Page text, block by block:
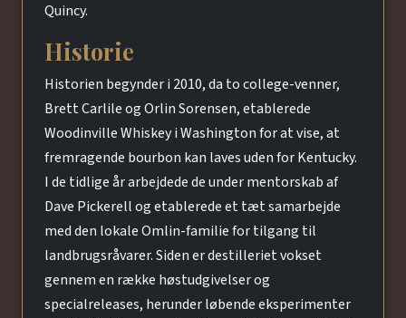
Quincy.
Historie
Historien begynder i 2010, da to college-venner,
Brett Carlile og Orlin Sorensen, etablerede
Woodinville Whiskey i Washington for at vise, at
fremragende bourbon kan laves uden for Kentucky.
I de tidlige år arbejdede de under mentorskab af
Dave Pickerell og etablerede et tæt samarbejde
med den lokale Omlin-familie for tilgang til
landbrugsråvarer. Siden er destilleriet vokset
gennem en række høstudgivelser og
specialreleases, herunder løbende eksperimenter